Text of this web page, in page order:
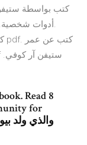
أدوات
for